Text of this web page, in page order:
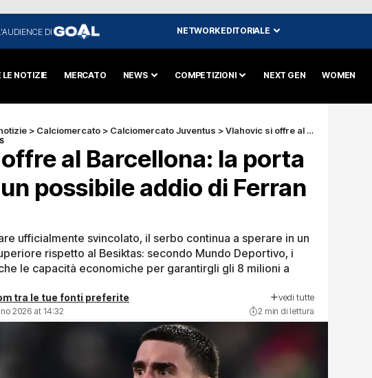
DI NETWORK EDITORIALE
NOTIZIE MERCATO NEWS COMPETIZIONI NEXT GEN WOMEN
> Calciomercato > Calciomercato Juventus >Vlahovic si offre al Barcellona: la porta si apre con un possibile addio di Ferran Torres
al Barcellona: la porta
possibile addio di Ferran
ufficialmente svincolato, il serbo continua a sperare in un
rispetto al Besiktas: secondo Mundo Deportivo, i
le capacità economiche per garantirgli gli 8 milioni a
tra le tue fonti preferite vedi tutte
2026 at 14:32 2 min di lettura